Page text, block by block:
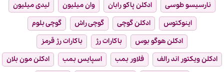
نارسیسو طوسی
ادکلن پاکو رابان وان میلیون
لیدی میلیون
اینوکتوس
ادکلن گوچی گوچی راش
گوچی بلوم
ادکلن هوگو بوس
باکارات رژ
باکارات رژ قرمز
ادکلن ویکتور اند رالف
فلاور بمب اسپایس بمب
ادکلن مون بلان